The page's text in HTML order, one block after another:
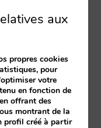
aux
propres cookies
pour
votre
en fonction de
offrant des
montrant de la
profil créé à partir